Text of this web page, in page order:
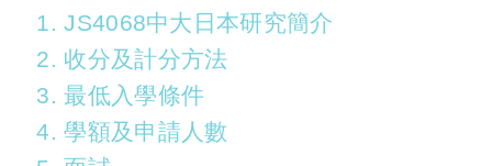
1. JS4068中大日本研究簡介
2. 收分及計分方法
3. 最低入學條件
4. 學額及申請人數